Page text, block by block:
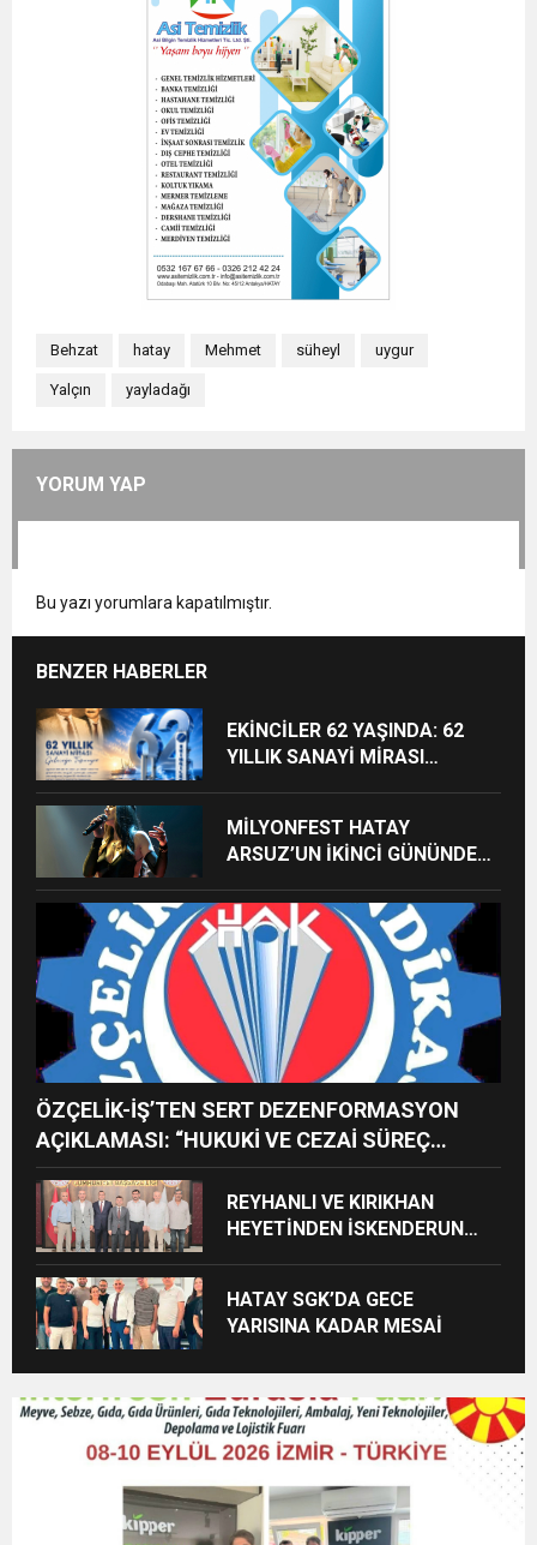
Behzat hatay Mehmet süheyl uygur
Yalçın yayladağı
YORUM YAP
Bu yazı yorumlara kapatılmıştır.
BENZER HABERLER
EKİNCİLER 62 YAŞINDA: 62
YILLIK SANAYİ MİRASI
MİLYONFEST HATAY
ARSUZ’UN İKİNCİ GÜNÜNDE
ALACAK
ÖZÇELİK-İŞ’TEN SERT DEZENFORMASYON
AÇIKLAMASI: “HUKUKİ VE CEZAİ SÜREÇ
BAŞLATILDI”
REYHANLI VE KIRIKHAN
HEYETİNDEN İSKENDERUN
HATAY SGK’DA GECE
YARISINA KADAR MESAİ